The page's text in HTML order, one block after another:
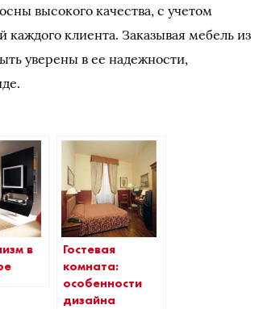
высокого качества, с учетом
клиента. Заказывая мебель из
уверены в ее надежности,
в
Гостевая
комната:
особенности
дизайна